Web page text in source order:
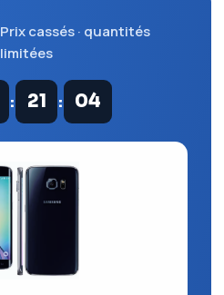
Prix cassés · quantités
limitées
: 21 : 04